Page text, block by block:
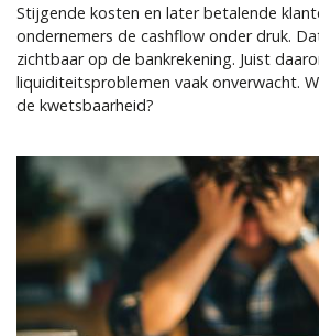
Stijgende kosten en later betalende
ondernemers de cashflow onder druk.
zichtbaar op de bankrekening. Juist
liquiditeitsproblemen vaak onverwacht.
de kwetsbaarheid?